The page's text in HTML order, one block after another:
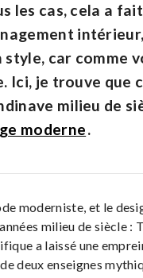
les cas, cela a
car comme
Ici, je trouve que
milieu de
moderne.
moderniste, et le
milieu de siècle :
a laissé une
deux enseignes